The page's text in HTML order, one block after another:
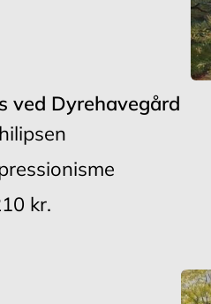
ved Dyrehavegård
kr.